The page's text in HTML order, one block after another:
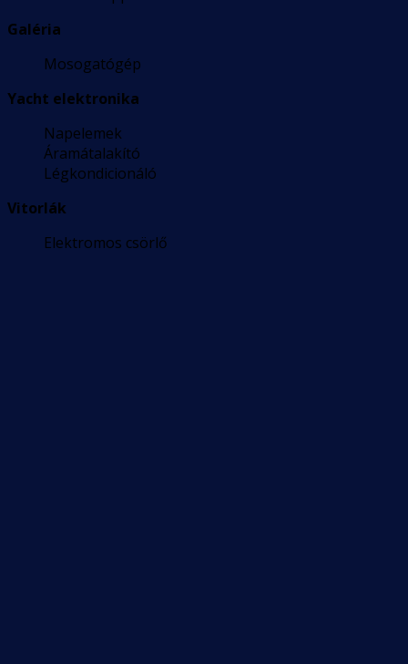
Galéria
Mosogatógép
Yacht elektronika
Napelemek
Áramátalakító
Légkondicionáló
Vitorlák
Elektromos csörlő